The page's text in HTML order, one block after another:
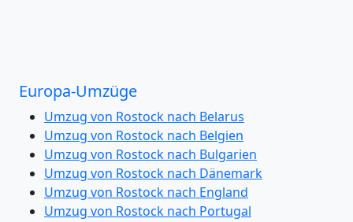
Europa-Umzüge
Umzug von Rostock nach Belarus
Umzug von Rostock nach Belgien
Umzug von Rostock nach Bulgarien
Umzug von Rostock nach Dänemark
Umzug von Rostock nach England
Umzug von Rostock nach Portugal